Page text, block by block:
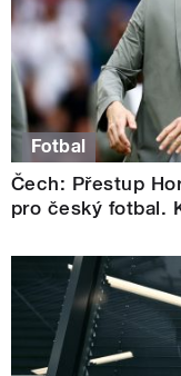
Fotbal
Čech: Přestup
pro český fotbal.